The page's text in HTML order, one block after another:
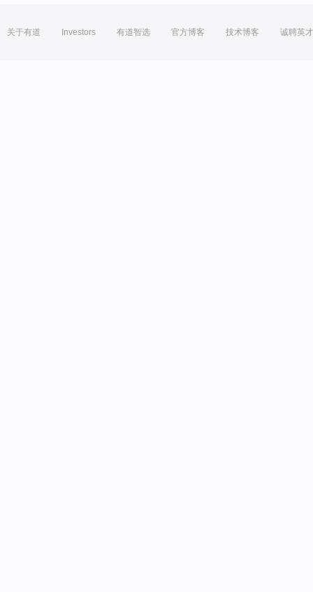
关于有道 Investors 有道智选 官方博客 技术博客 诚聘英才